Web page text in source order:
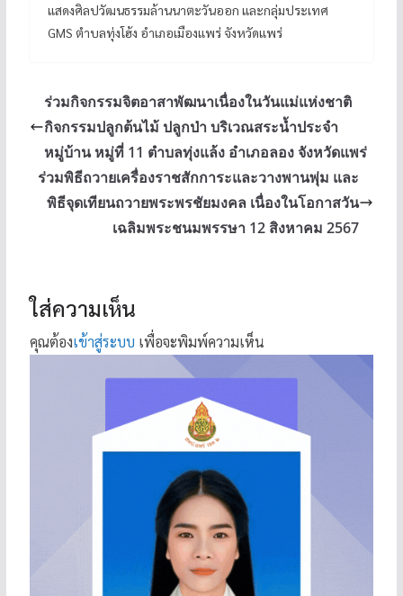
แสดงศิลปวัฒนธรรมล้านนาตะวันออก และกลุ่มประเทศ
GMS ตำบลทุ่งโฮ้ง อำเภอเมืองแพร่ จังหวัดแพร่
ร่วมกิจกรรมจิตอาสาพัฒนาเนื่องในวันแม่แห่งชาติ
กิจกรรมปลูกต้นไม้ ปลูกป่า บริเวณสระน้ำประจำ
หมู่บ้าน หมู่ที่ 11 ตำบลทุ่งแล้ง อำเภอลอง จังหวัดแพร่
ร่วมพิธีถวายเครื่องราชสักการะและวางพานพุ่ม และ
พิธีจุดเทียนถวายพระพรชัยมงคล เนื่องในโอกาสวัน
เฉลิมพระชนมพรรษา 12 สิงหาคม 2567
ใส่ความเห็น
คุณต้องเข้าสู่ระบบ เพื่อจะพิมพ์ความเห็น